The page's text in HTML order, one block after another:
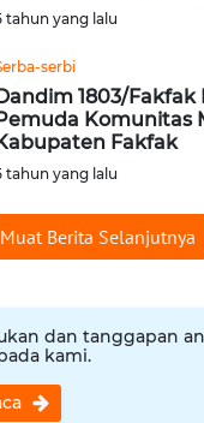
tahun yang lalu
serbi
1803/Fakfak
Komunitas
Fakfak
tahun yang lalu
Muat Berita Selanjutnya
dan tanggapan
kami.